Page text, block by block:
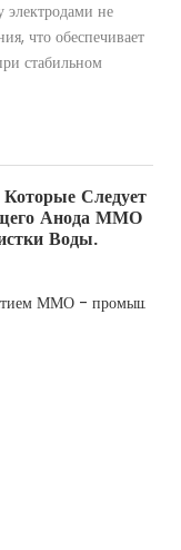
электродами не
что обеспечивает
стабильном
Следует
Анода ММО
Воды.